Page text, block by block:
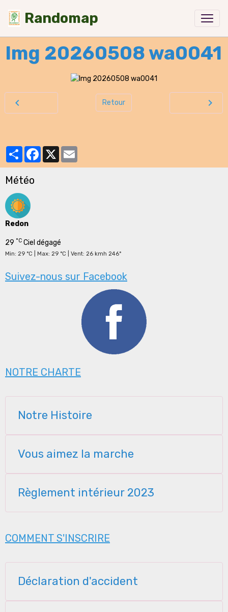
Randomap
Img 20260508 wa0041
Retour
PartagerFacebook
X
Météo
Redon
29 °C Ciel dégagé
Min: 29 °C | Max: 29 °C | Vent: 26 kmh 246°
Suivez-nous sur Facebook
NOTRE CHARTE
Notre Histoire
Vous aimez la marche
Règlement intérieur 2023
COMMENT S'INSCRIRE
Déclaration d'accident